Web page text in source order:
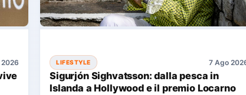
LIFESTYLE 7 Ago
Sigurjón Sighvatsson: dalla pesca in
Islanda a Hollywood e il premio Locarno